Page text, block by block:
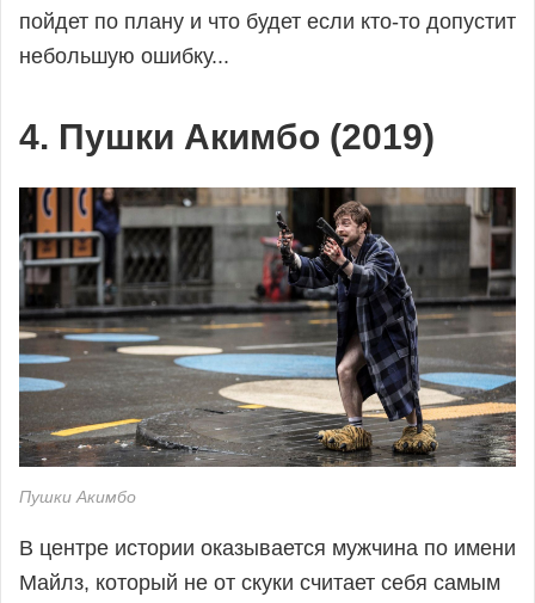
пойдет по плану и что будет если кто-то допустит
небольшую ошибку...
4. Пушки Акимбо (2019)
Пушки Акимбо
В центре истории оказывается мужчина по имени
Майлз, который не от скуки считает себя самым